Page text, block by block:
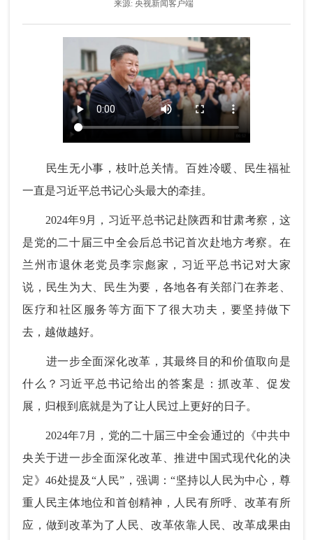
来源: 央视新闻客户端
民生无小事，枝叶总关情。百姓冷暖、民生福祉
一直是习近平总书记心头最大的牵挂。
2024年9月，习近平总书记赴陕西和甘肃考察，这
是党的二十届三中全会后总书记首次赴地方考察。在
兰州市退休老党员李宗彪家，习近平总书记对大家
说，民生为大、民生为要，各地各有关部门在养老、
医疗和社区服务等方面下了很大功夫，要坚持做下
去，越做越好。
进一步全面深化改革，其最终目的和价值取向是
什么？习近平总书记给出的答案是：抓改革、促发
展，归根到底就是为了让人民过上更好的日子。
2024年7月，党的二十届三中全会通过的《中共中
央关于进一步全面深化改革、推进中国式现代化的决
定》46处提及“人民”，强调：“坚持以人民为中心，尊
重人民主体地位和首创精神，人民有所呼、改革有所
应，做到改革为了人民、改革依靠人民、改革成果由